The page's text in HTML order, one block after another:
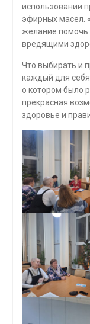
использовании
эфирных масел.
желание помочь
вредящими
Что выбирать и
каждый для
о котором было
прекрасная
здоровье и